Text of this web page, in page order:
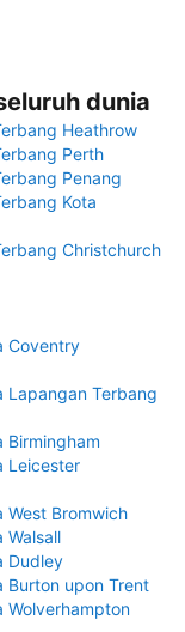
dunia
Heathrow
Perth
Penang
Kota
Christchurch
Coventry
Lapangan Terbang
Birmingham
Leicester
West Bromwich
Walsall
Dudley
Burton upon Trent
Wolverhampton